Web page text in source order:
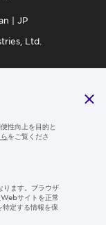
| JP
Ltd.
性向上を目的と
をご覧くださ
ります。ブラウザ
サイトを正常
定する情報を保